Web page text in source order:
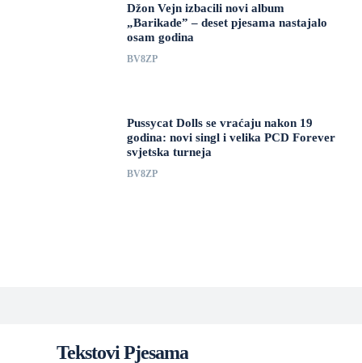
Džon Vejn izbacili novi album
„Barikade” – deset pjesama nastajalo
osam godina
BV8ZP
Pussycat Dolls se vraćaju nakon 19
godina: novi singl i velika PCD Forever
svjetska turneja
BV8ZP
Tekstovi Pjesama